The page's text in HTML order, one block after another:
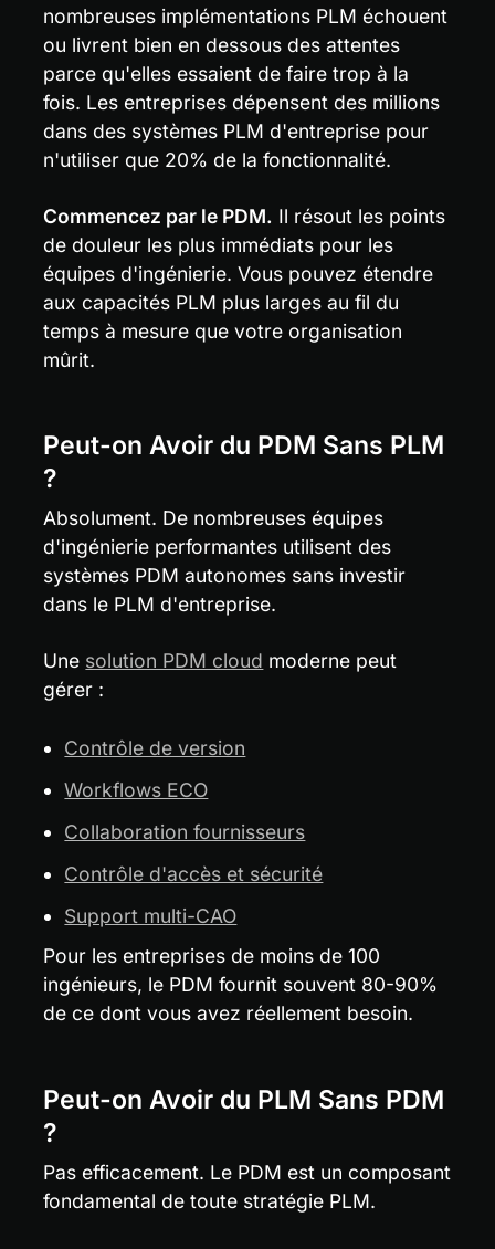
nombreuses implémentations PLM échouent
ou livrent bien en dessous des attentes
parce qu'elles essaient de faire trop à la
fois. Les entreprises dépensent des millions
dans des systèmes PLM d'entreprise pour
n'utiliser que 20% de la fonctionnalité.
Commencez par le PDM. Il résout les points
de douleur les plus immédiats pour les
équipes d'ingénierie. Vous pouvez étendre
aux capacités PLM plus larges au fil du
temps à mesure que votre organisation
mûrit.
Peut-on Avoir du PDM Sans PLM
?
Absolument. De nombreuses équipes
d'ingénierie performantes utilisent des
systèmes PDM autonomes sans investir
dans le PLM d'entreprise.
Une solution PDM cloud moderne peut
gérer :
Contrôle de version
Workflows ECO
Collaboration fournisseurs
Contrôle d'accès et sécurité
Support multi-CAO
Pour les entreprises de moins de 100
ingénieurs, le PDM fournit souvent 80-90%
de ce dont vous avez réellement besoin.
Peut-on Avoir du PLM Sans PDM
?
Pas efficacement. Le PDM est un composant
fondamental de toute stratégie PLM.